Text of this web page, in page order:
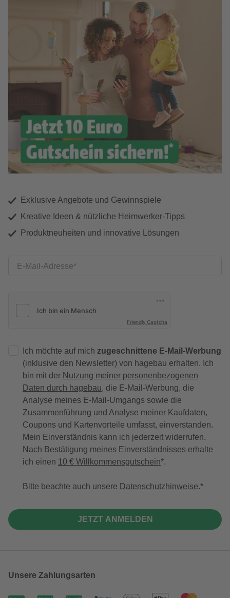
Exklusive Angebote und Gewinnspiele
Kreative Ideen & nützliche Heimwerker-Tipps
Produktneuheiten und innovative Lösungen
E-Mail-Adresse
Friendly Captcha
Ich möchte auf mich zugeschnittene E-Mail-Werbung
(inklusive den Newsletter) von hagebau erhalten. Ich
bin mit der Nutzung meiner personenbezogenen
Daten durch hagebau, die E-Mail-Werbung, die
Analyse meines E-Mail-Umgangs sowie die
Zusammenführung und Analyse meiner Kaufdaten,
Coupons und Kartenvorteile umfasst, einverstanden.
Mein Einverständnis kann ich jederzeit widerrufen.
Nach Bestätigung meines Einverständnisses erhalte
ich einen 10 € Willkommensgutschein*.
Bitte beachte auch unsere Datenschutzhinweise.
JETZT ANMELDEN
Unsere Zahlungsarten